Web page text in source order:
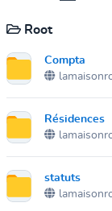
Root
Compta
Résidences
statuts